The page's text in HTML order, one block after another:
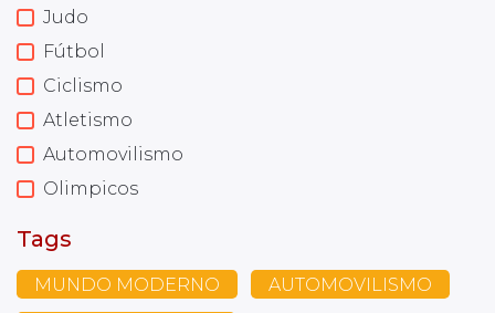
Judo
Fútbol
Ciclismo
Atletismo
Automovilismo
Olimpicos
Tags
MUNDO MODERNO AUTOMOVILISMO